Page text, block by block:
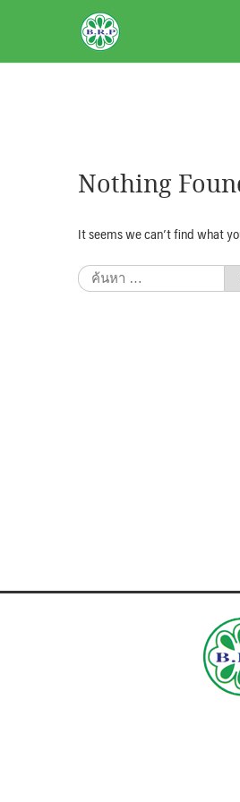
BRPAUTO.COM
Nothing
It seems we can’t find what
ค้นหา
สำหรับ: